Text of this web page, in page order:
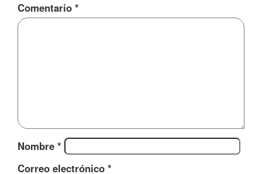
Comentario *
Nombre *
Correo electrónico *